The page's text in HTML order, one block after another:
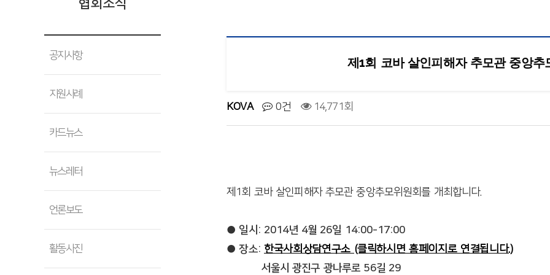
협회소식
공지사항
지원사례
카드뉴스
뉴스레터
언론보도
활동사진
제1회 코바 살인피해자 추모관 중앙추
KOVA 0건 14,771회
제1회 코바 살인피해자 추모관 중앙추모위원회를 개최합니다.
● 일시: 2014년 4월 26일 14:00-17:00
● 장소: 한국사회상담연구소 (클릭하시면 홈페이지로 연결됩니다.)
서울시 광진구 광나루로 56길 29